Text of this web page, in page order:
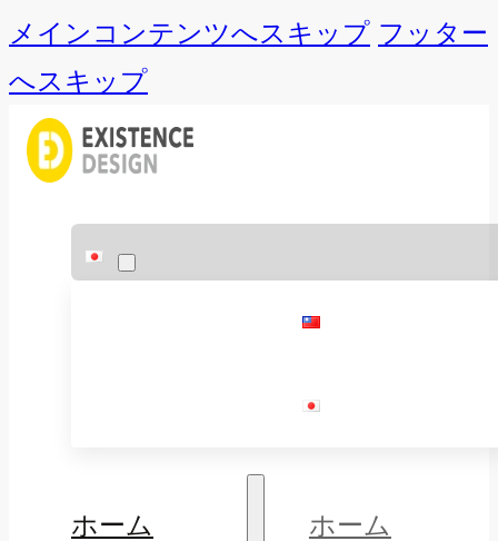
メインコンテンツへスキップ フッター
へスキップ
ホーム
ホーム